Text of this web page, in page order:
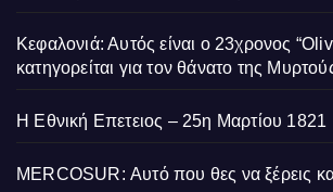
Κεφαλονιά: Αυτός είναι ο 23χρονος
κατηγορείται για τον θάνατο της
Η Εθνική Επετειος – 25η Μαρτίου 1821
MERCOSUR: Αυτό που θες να ξέρεις